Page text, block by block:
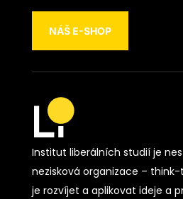
NÁŠ E-SHOP
Institut liberálních studií je
nezisková organizace –
je rozvíjet a aplikovat ideje a